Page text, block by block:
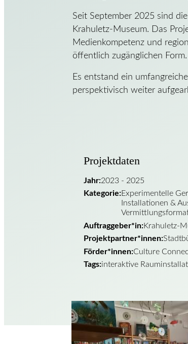
Seit September 2025 sind
Krahuletz-Museum. Das
Medienkompetenz und
öffentlich zugänglichen Form.
Es entstand ein
perspektivisch weiter
Projektdaten
Jahr:2023 - 2025
Kategorie:Experimentelle
Installationen &
Auftraggeber*in:Krahuletz-
Projektpartner*innen:
Förder*innen:Culture
Tags:interaktive